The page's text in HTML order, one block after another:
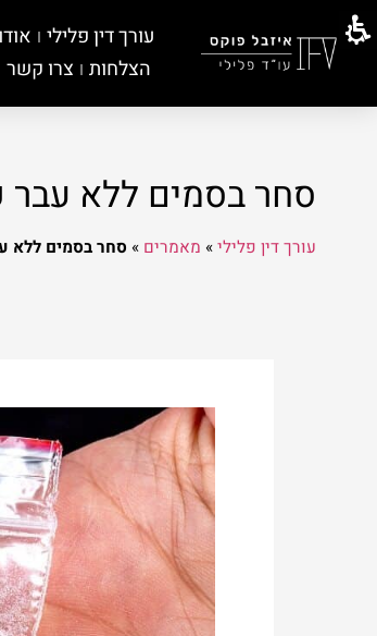
עורך דין פלילי
הצלחות צרו קשר
סחר בסמים ללא עבר
עורך דין פלילי» מאמרים » סחר בסמים ללא